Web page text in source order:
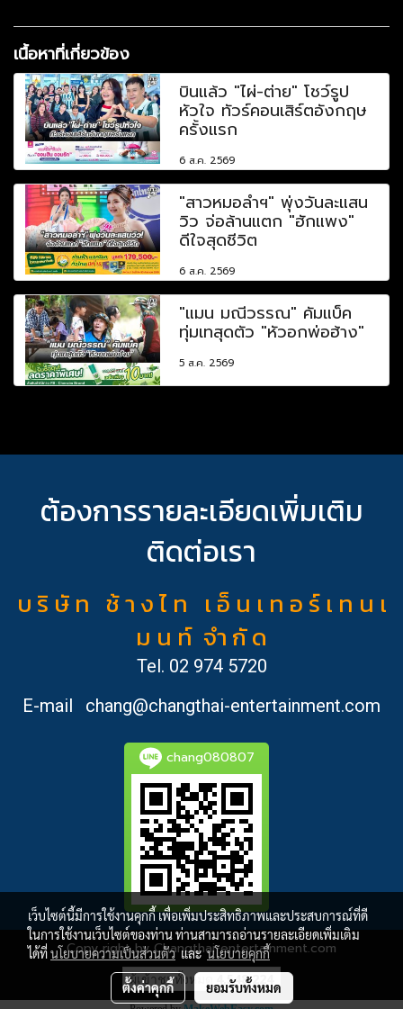
เนื้อหาที่เกี่ยวข้อง
บินแล้ว "ไผ่-ต่าย" โชว์รูป
หัวใจ ทัวร์คอนเสิร์ตอังกฤษ
ครั้งแรก
6 ส.ค. 2569
"สาวหมอลำฯ" พุ่งวันละแสน
วิว จ่อล้านแตก "ฮักแพง"
ดีใจสุดชีวิต
6 ส.ค. 2569
"แมน มณีวรรณ" คัมแบ็ค
ทุ่มเทสุดตัว "หัวอกพ่อฮ้าง"
5 ส.ค. 2569
ต้องการรายละเอียดเพิ่มเติม
ติดต่อเรา
บ ริ ษั ท ช้ า ง ไ ท เ อ็ น เ ท อ ร์ เ ท น เ
ม น ท์ จำ กั ด
Tel. 02 974 5720
E-mail
chang@changthai-entertainment.com
chang080807
Copy right by Changthai-entertainment.com
ผู้เข้าชมทั้งหมด 4,548,224
เว็บไซต์นี้มีการใช้งานคุกกี้ เพื่อเพิ่มประสิทธิภาพและประสบการณ์ที่ดี
ในการใช้งานเว็บไซต์ของท่าน ท่านสามารถอ่านรายละเอียดเพิ่มเติม
ได้ที่นโยบายความเป็นส่วนตัวและนโยบายคุกกี้
ตั้งค่าคุกกี้ ยอมรับทั้งหมด